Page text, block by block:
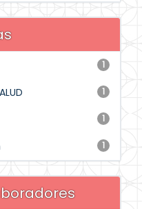
1
1
1
1